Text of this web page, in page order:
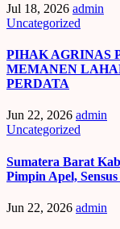
Jul 18, 2026 admin
Uncategorized
PIHAK AGRINAS
MEMANEN
PERDATA
Jun 22, 2026 admin
Uncategorized
Sumatera Barat
Pimpin Apel,
Jun 22, 2026 admin